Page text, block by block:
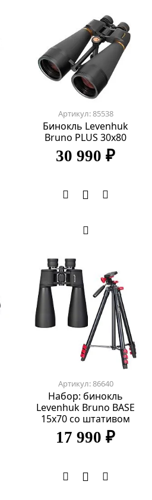
Артикул: 85538
Бинокль Levenhuk
Bruno PLUS 30x80
30 990 ₽
Артикул: 86640
Набор: бинокль
Levenhuk Bruno BASE
15x70 со штативом
17 990 ₽